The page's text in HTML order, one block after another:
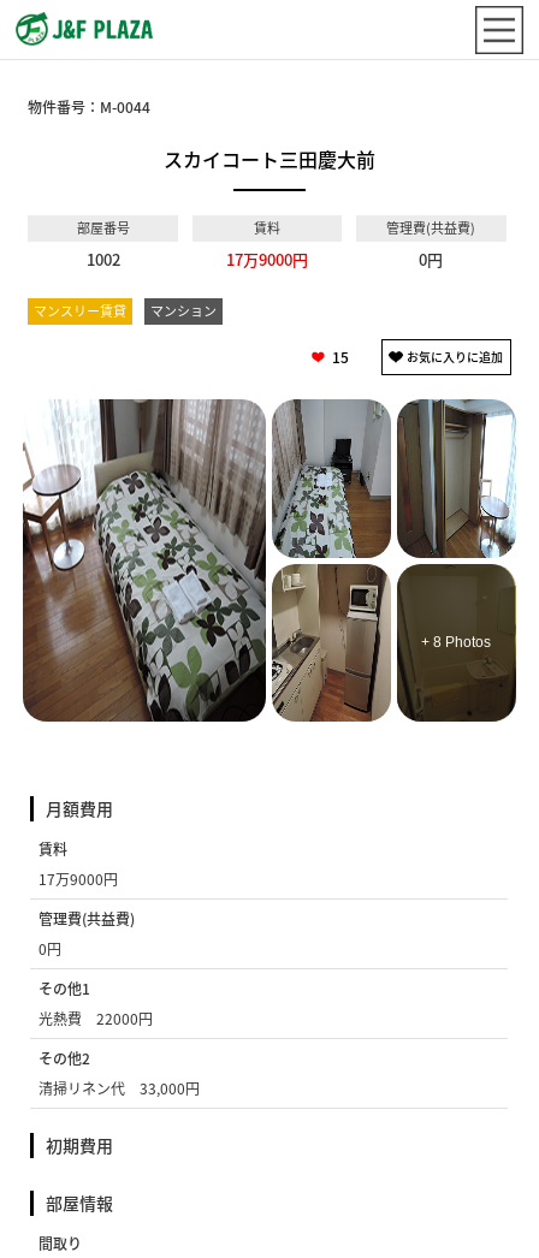
物件番号： M-0044
スカイコート三田慶大前
部屋番号
1002
賃料
17万9000円
管理費(共益費)
0円
マンスリー賃貸 マンション
15
+ 8 Photos
月額費用
賃料
17万9000円
管理費(共益費)
0円
その他1
光熱費 22000円
その他2
清掃リネン代 33,000円
初期費用
部屋情報
間取り